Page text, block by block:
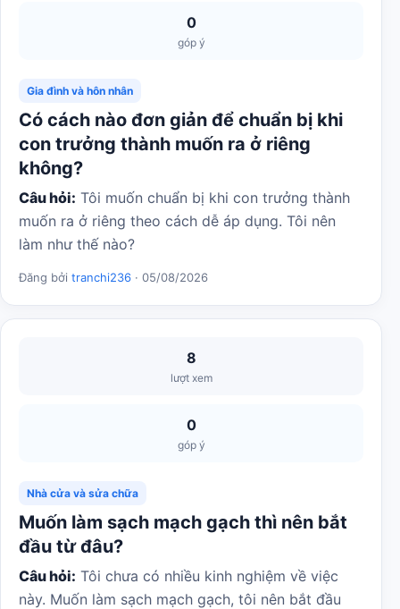
0
góp ý
Gia đình và hôn nhân
Có cách nào đơn giản để chuẩn bị khi
con trưởng thành muốn ra ở riêng
không?
Câu hỏi: Tôi muốn chuẩn bị khi con trưởng thành
muốn ra ở riêng theo cách dễ áp dụng. Tôi nên
làm như thế nào?
Đăng bởi tranchi236 · 05/08/2026
8
lượt xem
0
góp ý
Nhà cửa và sửa chữa
Muốn làm sạch mạch gạch thì nên bắt
đầu từ đâu?
Câu hỏi: Tôi chưa có nhiều kinh nghiệm về việc
này. Muốn làm sạch mạch gạch, tôi nên bắt đầu